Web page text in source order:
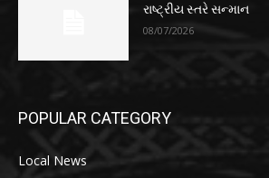
રાષ્ટ્રીય સ્તરે સન્માન
08/07/2026
POPULAR CATEGORY
Local News